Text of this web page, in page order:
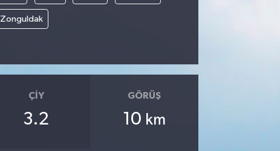
Zonguldak
ÇIY
3.2
GÖRÜŞ
10 km